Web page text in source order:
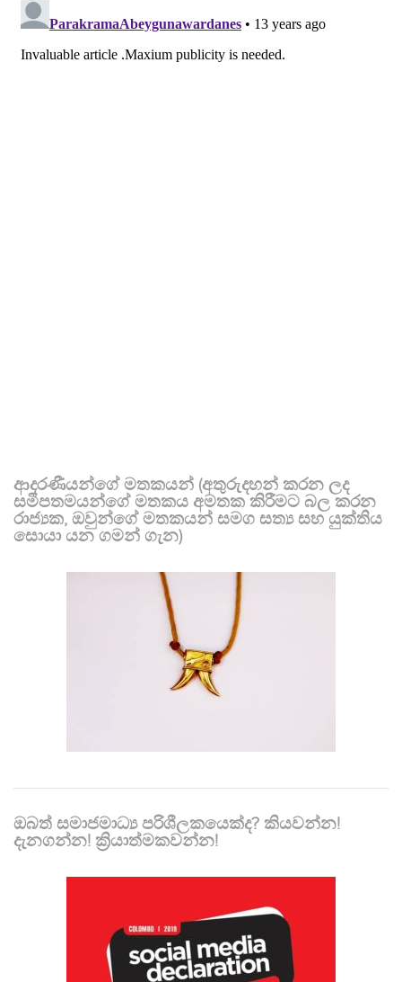
ආදරණීයන්ගේ මතකයන් (අතුරුදහන් කරන ලද
සමීපතමයන්ගේ මතකය අමතක කිරීමට බල කරන
රාජ්‍යක, ඔවුන්ගේ මතකයන් සමග සත්‍ය සහ යුක්තිය
සොයා යන ගමන් ගැන)
ඔබත් සමාජමාධ්‍ය පරිශීලකයෙක්ද? කියවන්න!
දැනගන්න! ක්‍රියාත්මකවන්න!